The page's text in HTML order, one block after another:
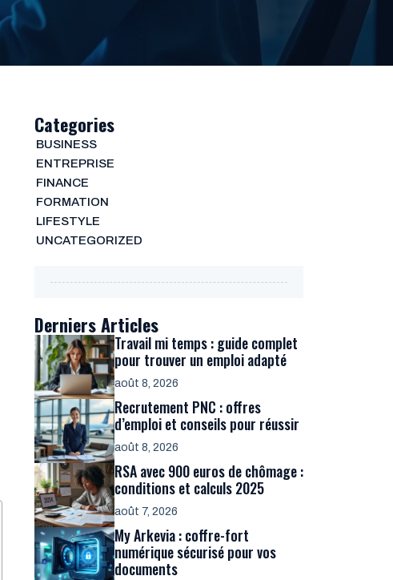
Categories
BUSINESS
ENTREPRISE
FINANCE
FORMATION
LIFESTYLE
UNCATEGORIZED
Derniers Articles
Travail mi temps : guide complet
pour trouver un emploi adapté
août 8, 2026
Recrutement PNC : offres
d’emploi et conseils pour réussir
août 8, 2026
RSA avec 900 euros de chômage :
conditions et calculs 2025
août 7, 2026
My Arkevia : coffre-fort
numérique sécurisé pour vos
documents